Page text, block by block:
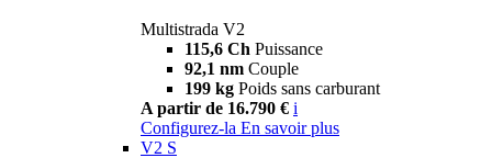
Multistrada V2
115,6 Ch Puissance
92,1 nm Couple
199 kg Poids sans carburant
A partir de 16.790 € i
Configurez-la En savoir plus
V2 S